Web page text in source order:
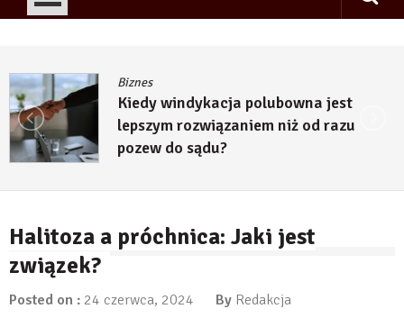
Biznes
Kiedy windykacja polubowna jest
lepszym rozwiązaniem niż od razu
pozew do sądu?
Halitoza a próchnica: Jaki jest
związek?
Posted on : 24 czerwca, 2024 By Redakcja